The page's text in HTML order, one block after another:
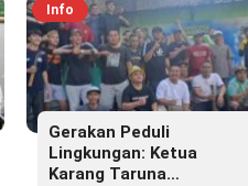
Info
Gerakan Peduli
Lingkungan: Ketua
Karang Taruna